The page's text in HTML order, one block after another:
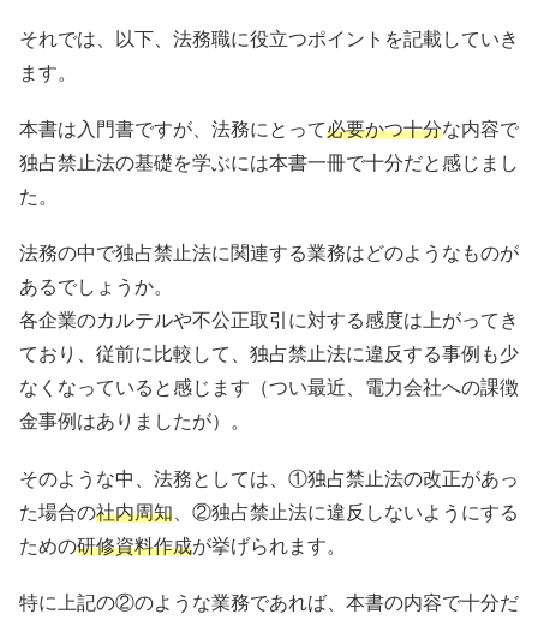
それでは、以下、法務職に役立つポイントを記載していき
ます。
本書は入門書ですが、法務にとって必要かつ十分な内容で
独占禁止法の基礎を学ぶには本書一冊で十分だと感じまし
た。
法務の中で独占禁止法に関連する業務はどのようなものが
あるでしょうか。
各企業のカルテルや不公正取引に対する感度は上がってき
ており、従前に比較して、独占禁止法に違反する事例も少
なくなっていると感じます（つい最近、電力会社への課徴
金事例はありましたが）。
そのような中、法務としては、①独占禁止法の改正があっ
た場合の社内周知 、②独占禁止法に違反しないようにする
ための研修資料作成が挙げられます。
特に上記の②のような業務であれば、本書の内容で十分だ